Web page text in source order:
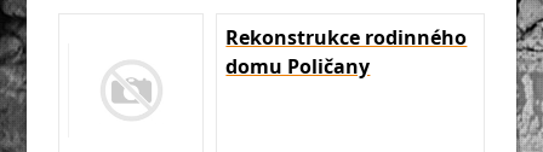
Rekonstrukce rodinného
domu Poličany